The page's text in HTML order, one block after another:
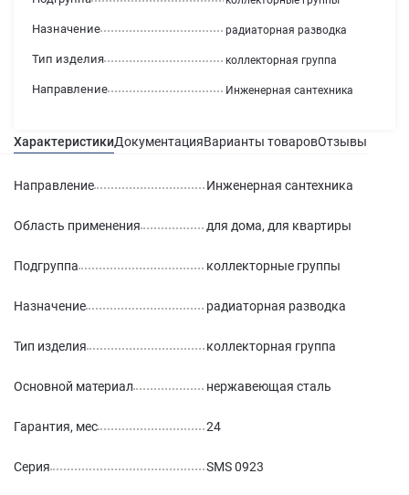
Направление Инженерная сантехника
Назначение радиаторная разводка
Тип изделия коллекторная группа
ХарактеристикиДокументацияВарианты товаровОтзывы
Направление Инженерная сантехника
Область применения для дома, для квартиры
Подгруппа коллекторные группы
Назначение радиаторная разводка
Тип изделия коллекторная группа
Основной материал нержавеющая сталь
Гарантия, мес 24
Серия SMS 0923